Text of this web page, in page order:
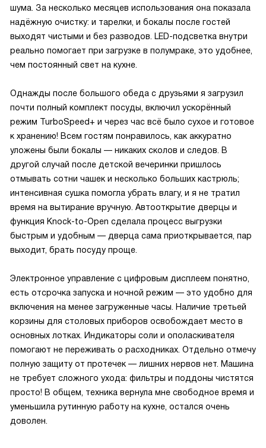
шума. За несколько месяцев использования она показала
надёжную очистку: и тарелки, и бокалы после гостей
выходят чистыми и без разводов. LED-подсветка внутри
реально помогает при загрузке в полумраке, это удобнее,
чем постоянный свет на кухне.
Однажды после большого обеда с друзьями я загрузил
почти полный комплект посуды, включил ускорённый
режим TurboSpeed+ и через час всё было сухое и готовое
к хранению! Всем гостям понравилось, как аккуратно
уложены были бокалы — никаких сколов и следов. В
другой случай после детской вечеринки пришлось
отмывать сотни чашек и несколько больших кастрюль;
интенсивная сушка помогла убрать влагу, и я не тратил
время на вытирание вручную. Автооткрытие дверцы и
функция Knock-to-Open сделала процесс выгрузки
быстрым и удобным — дверца сама приоткрывается, пар
выходит, брать посуду проще.
Электронное управление с цифровым дисплеем понятно,
есть отсрочка запуска и ночной режим — это удобно для
включения на менее загруженные часы. Наличие третьей
корзины для столовых приборов освобождает место в
основных лотках. Индикаторы соли и ополаскивателя
помогают не переживать о расходниках. Отдельно отмечу
полную защиту от протечек — лишних нервов нет. Машина
не требует сложного ухода: фильтры и поддоны чистятся
просто! В общем, техника вернула мне свободное время и
уменьшила рутинную работу на кухне, остался очень
доволен.